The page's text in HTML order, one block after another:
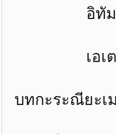
อิทัมปิ สัง
เอเตนะ
บทกะระณียะเ